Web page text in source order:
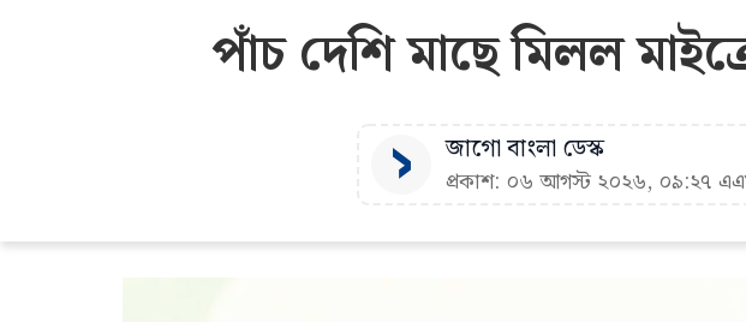
পাঁচ দেশি মাছে মিলল
জাগো বাংলা ডেস্ক
প্রকাশ: ০৬ আগস্ট ২০২৬, ০৯:২৭